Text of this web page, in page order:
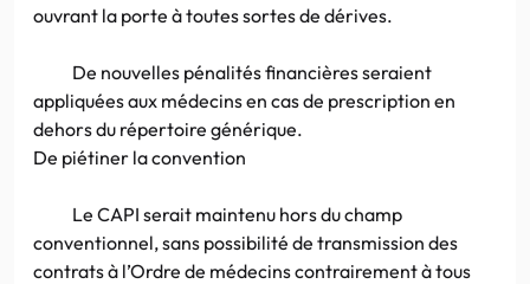
ouvrant la porte à toutes sortes de dérives.
De nouvelles pénalités financières seraient
appliquées aux médecins en cas de prescription en
dehors du répertoire générique.
De piétiner la convention
Le CAPI serait maintenu hors du champ
conventionnel, sans possibilité de transmission des
contrats à l’Ordre de médecins contrairement à tous